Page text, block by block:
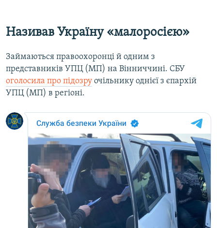
Називав Україну «малоросією»
Займаються правоохоронці й одним з
представників УПЦ (МП) на Вінниччині. СБУ
оголосила про підозру очільнику однієї з єпархій
УПЦ (МП) в регіоні.